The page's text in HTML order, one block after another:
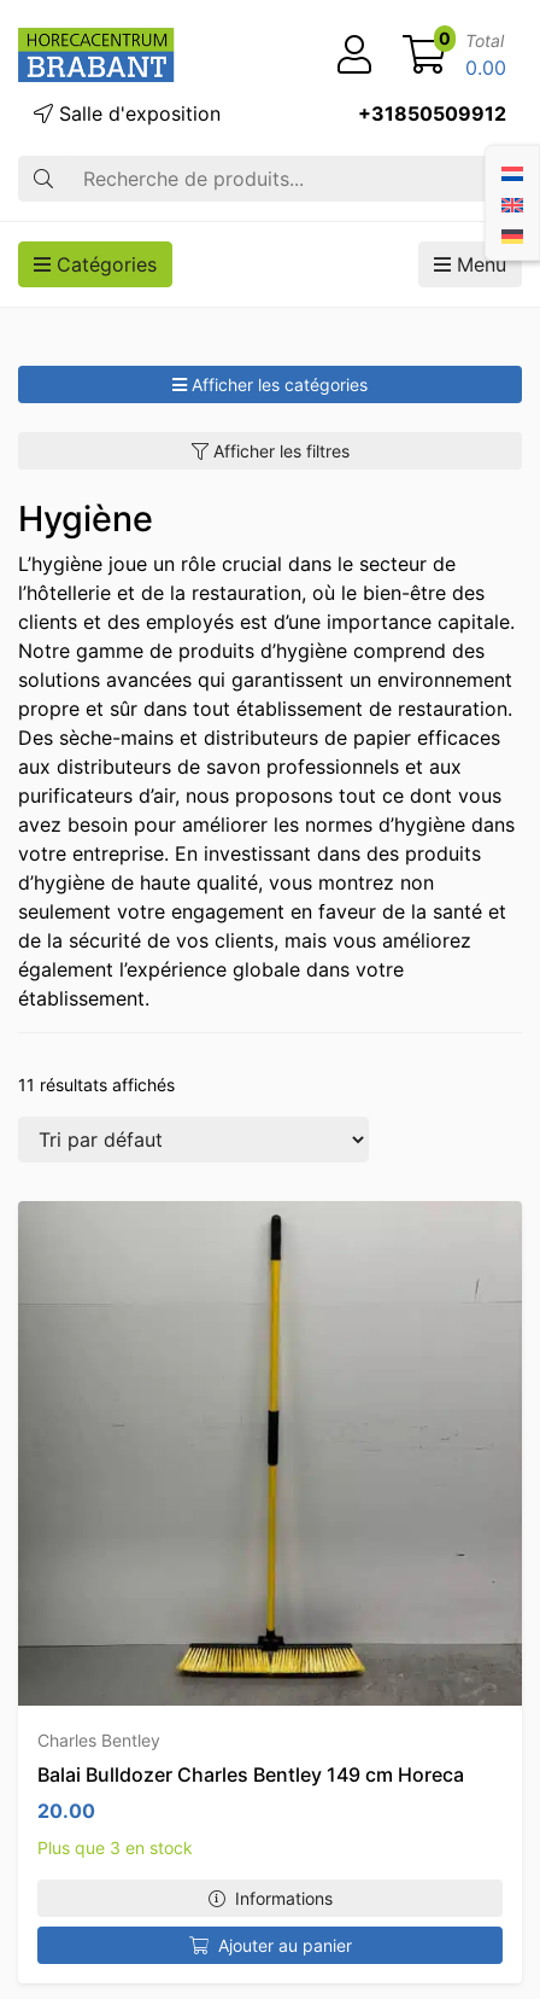
Recherche
Salle d'exposition +31850509912
0 Total
0.00
Catégories Menu
Afficher les catégories
Afficher les filtres
Hygiène
L’hygiène joue un rôle crucial dans le secteur de
l’hôtellerie et de la restauration, où le bien-être des
clients et des employés est d’une importance capitale.
Notre gamme de produits d’hygiène comprend des
solutions avancées qui garantissent un environnement
propre et sûr dans tout établissement de restauration.
Des sèche-mains et distributeurs de papier efficaces
aux distributeurs de savon professionnels et aux
purificateurs d’air, nous proposons tout ce dont vous
avez besoin pour améliorer les normes d’hygiène dans
votre entreprise. En investissant dans des produits
d’hygiène de haute qualité, vous montrez non
seulement votre engagement en faveur de la santé et
de la sécurité de vos clients, mais vous améliorez
également l’expérience globale dans votre
établissement.
11 résultats affichés
Charles Bentley
Balai Bulldozer Charles Bentley 149 cm Horeca
20.00
Plus que 3 en stock
Informations
Ajouter au panier